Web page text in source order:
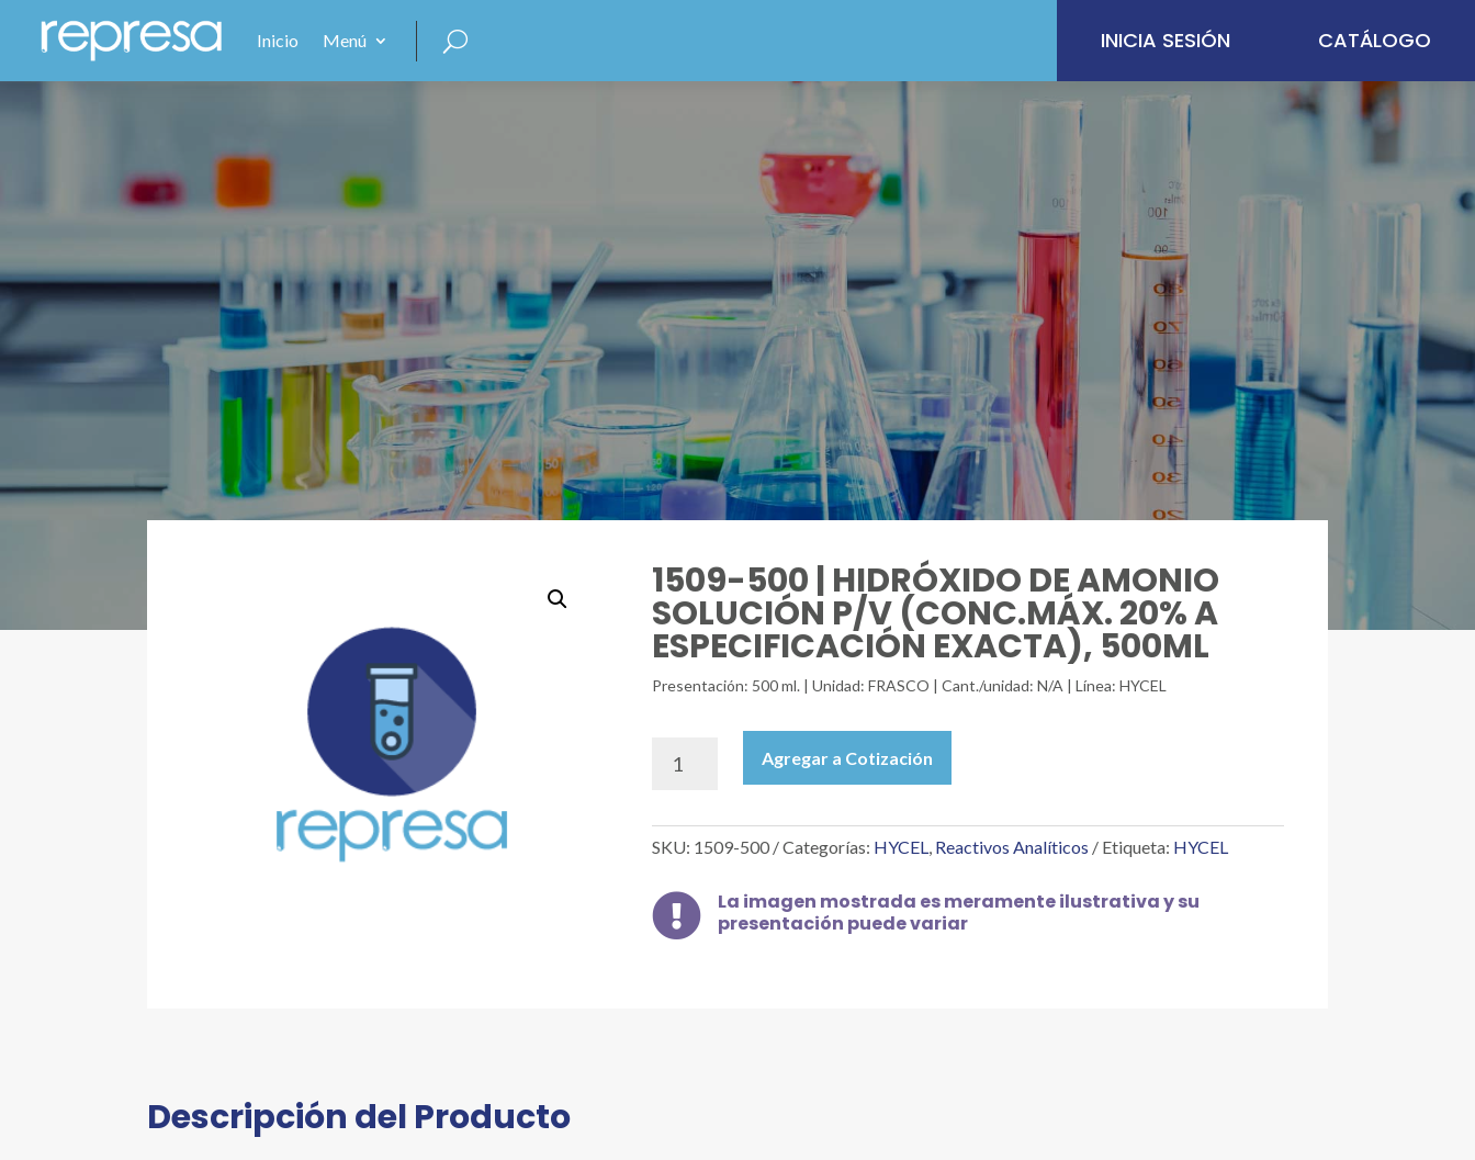
Inicio Menú INICIA SESIÓN CATÁLOGO
1509-500 | HIDRÓXIDO DE AMONIO
SOLUCIÓN P/V (CONC.MÁX. 20% A
ESPECIFICACIÓN EXACTA), 500ML
Presentación: 500 ml. | Unidad: FRASCO | Cant./unidad: N/A | Línea: HYCEL
500
HIDRÓXIDO
DE
SOLUCIÓN
P/V
Agregar a Cotización
SKU: 1509-500 Categorías: HYCEL, Reactivos Analíticos Etiqueta: HYCEL

La imagen mostrada es meramente ilustrativa y su
presentación puede variar
Descripción del Producto